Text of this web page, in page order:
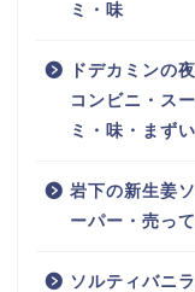
ミ・味
ドデカミンの
コンビニ・ス
ミ・味・まず
岩下の新生姜
ーパー・売っ
ソルティバニ